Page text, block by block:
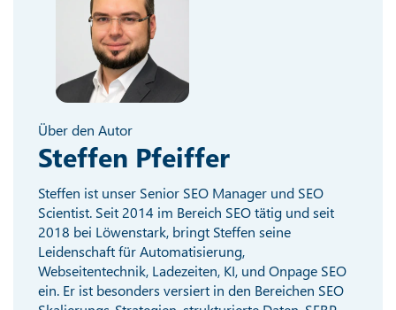
Über den Autor
Steffen Pfeiffer
Steffen ist unser Senior SEO Manager und SEO
Scientist. Seit 2014 im Bereich SEO tätig und seit
2018 bei Löwenstark, bringt Steffen seine
Leidenschaft für Automatisierung,
Webseitentechnik, Ladezeiten, KI, und Onpage SEO
ein. Er ist besonders versiert in den Bereichen SEO